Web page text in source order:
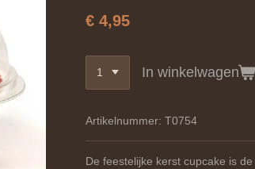
€ 4,95
In winkelwagen
Artikelnummer: T0754
De feestelijke kerst cupcake is